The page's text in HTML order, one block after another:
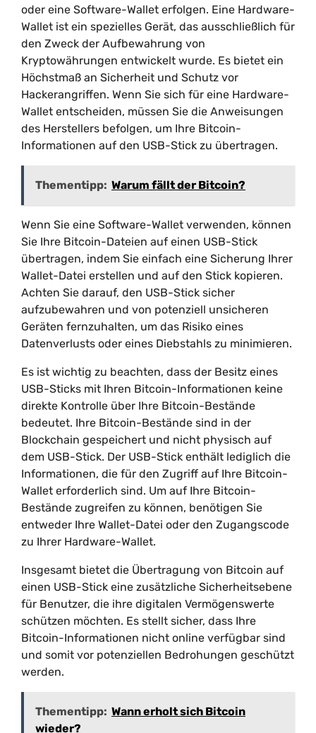
oder eine Software-Wallet erfolgen. Eine Hardware-
Wallet ist ein spezielles Gerät, das ausschließlich für
den Zweck der Aufbewahrung von
Kryptowährungen entwickelt wurde. Es bietet ein
Höchstmaß an Sicherheit und Schutz vor
Hackerangriffen. Wenn Sie sich für eine Hardware-
Wallet entscheiden, müssen Sie die Anweisungen
des Herstellers befolgen, um Ihre Bitcoin-
Informationen auf den USB-Stick zu übertragen.
Thementipp: Warum fällt der Bitcoin?
Wenn Sie eine Software-Wallet verwenden, können
Sie Ihre Bitcoin-Dateien auf einen USB-Stick
übertragen, indem Sie einfach eine Sicherung Ihrer
Wallet-Datei erstellen und auf den Stick kopieren.
Achten Sie darauf, den USB-Stick sicher
aufzubewahren und von potenziell unsicheren
Geräten fernzuhalten, um das Risiko eines
Datenverlusts oder eines Diebstahls zu minimieren.
Es ist wichtig zu beachten, dass der Besitz eines
USB-Sticks mit Ihren Bitcoin-Informationen keine
direkte Kontrolle über Ihre Bitcoin-Bestände
bedeutet. Ihre Bitcoin-Bestände sind in der
Blockchain gespeichert und nicht physisch auf
dem USB-Stick. Der USB-Stick enthält lediglich die
Informationen, die für den Zugriff auf Ihre Bitcoin-
Wallet erforderlich sind. Um auf Ihre Bitcoin-
Bestände zugreifen zu können, benötigen Sie
entweder Ihre Wallet-Datei oder den Zugangscode
zu Ihrer Hardware-Wallet.
Insgesamt bietet die Übertragung von Bitcoin auf
einen USB-Stick eine zusätzliche Sicherheitsebene
für Benutzer, die ihre digitalen Vermögenswerte
schützen möchten. Es stellt sicher, dass Ihre
Bitcoin-Informationen nicht online verfügbar sind
und somit vor potenziellen Bedrohungen geschützt
werden.
Thementipp: Wann erholt sich Bitcoin
wieder?